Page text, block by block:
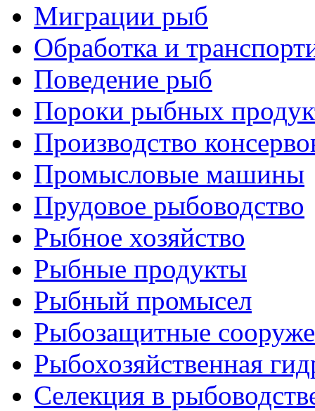
Миграции рыб
Обработка и
Поведение рыб
Пороки рыбных
Производство
Промысловые машины
Прудовое рыбоводство
Рыбное хозяйство
Рыбные продукты
Рыбный промысел
Рыбозащитные
Рыбохозяйственная
Селекция в